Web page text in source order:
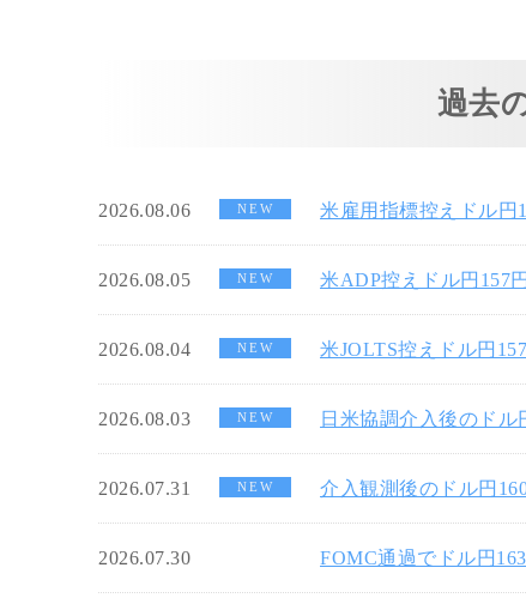
過去
2026.08.06 NEW 米雇用指標控えドル円
2026.08.05 NEW 米ADP控えドル円157
2026.08.04 NEW 米JOLTS控えドル円
2026.08.03 NEW 日米協調介入後のドル
2026.07.31 NEW 介入観測後のドル円
2026.07.30 FOMC通過でドル円